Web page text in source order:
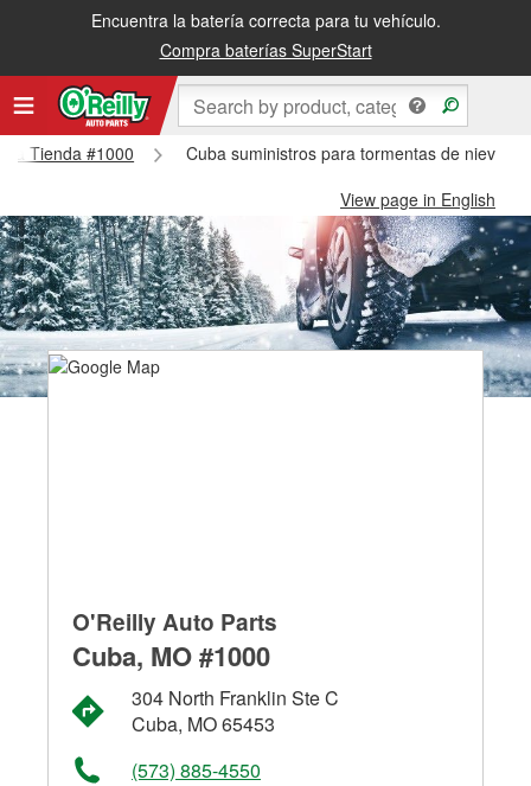
Encuentra la batería correcta para tu vehículo.
Compra baterías SuperStart
Tienda #1000
Cuba suministros para tormentas de nieve -
View page in English
O'Reilly Auto Parts
Cuba, MO #1000
304 North Franklin Ste C
Cuba, MO 65453
(573) 885-4550